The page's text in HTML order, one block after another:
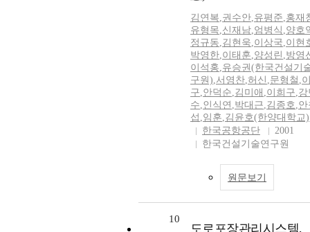
김연복,권수안,유평준,홍재
유형목,신재남,엄병식 ,양호
정규동,김현욱,이상국,이현
박영한,이태훈,양성린 ,방영
이석홍,유승권(한국건설기
구원),서영찬,허신 ,문형철 ,
구,안덕순,김미애 ,이희구,강
수,인식연 ,박대근,김종호,안
섭 ,임훈,김윤호(한양대학교)
한국공항공단
2001
한국건설기술연구원
원문보기
10
도로포장관리시스템,